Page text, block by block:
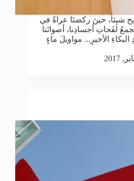
شيئاً، حينَ ركضنَا عراةً في
لَفَحاتِ أجسادِنا، أصواتَنا
الأخيرِ... مواويلَ ماءٍ